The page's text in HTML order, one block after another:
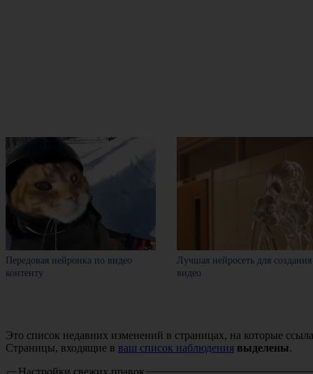
Передовая нейронка по видео
контенту
Лучшая нейросеть для создания
видео
Это список недавних изменений в страницах, на которые
Страницы, входящие в ваш список наблюдения выделены.